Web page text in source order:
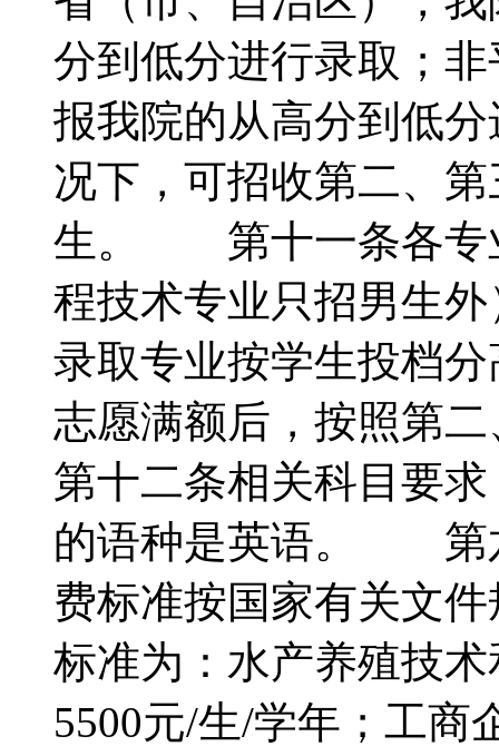
分到低分进行录取；
报我院的从高分到低
况下，可招收第二、
生。 第十一条各专
程技术专业只招男生
录取专业按学生投档
志愿满额后，按照
第十二条相关科目要
的语种是英语。 第
费标准按国家有关文
标准为：水产养殖技
5500元/生/学年；工商